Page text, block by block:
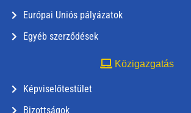
Európai Uniós pályázatok
Egyéb szerződések
Közigazgatás
Képviselőtestület
Bizottságok